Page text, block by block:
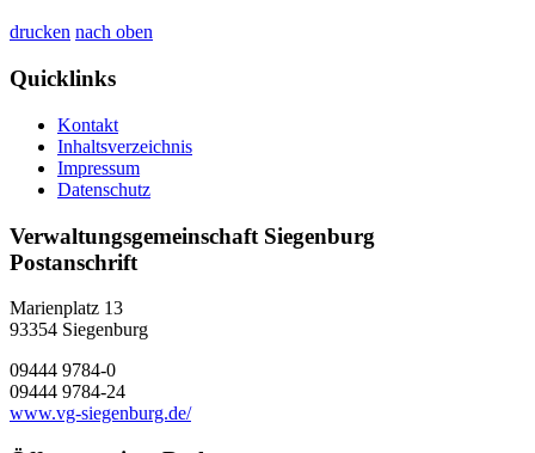
drucken nach oben
Quicklinks
Kontakt
Inhaltsverzeichnis
Impressum
Datenschutz
Verwaltungsgemeinschaft Siegenburg
Postanschrift
Marienplatz 13
93354 Siegenburg
09444 9784-0
09444 9784-24
www.vg-siegenburg.de/